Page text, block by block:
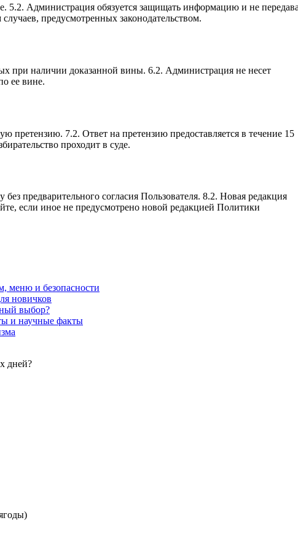
5.2. Администрация обязуется защищать информацию и не
предусмотренных законодательством.
при наличии доказанной вины. 6.2. Администрация не несет
ее вине.
претензию. 7.2. Ответ на претензию предоставляется в течение 15
проходит в суде.
предварительного согласия Пользователя. 8.2. Новая редакция
если иное не предусмотрено новой редакцией Политики
меню и безопасности
новичков
выбор?
и научные факты
дней?